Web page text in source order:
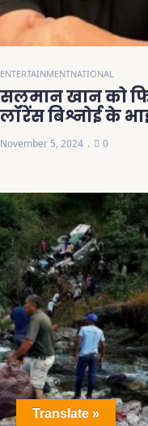
ENTERTAINMENTNATIONAL
सलमान खान को
लॉरेंस बिश्नोई के
November 5, 2024 0
Translate »